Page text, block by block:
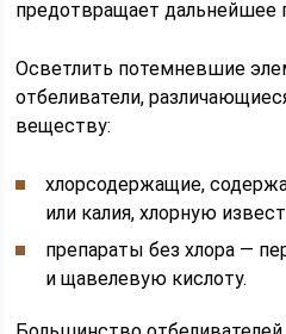
предотвращает дальнейшее
Осветлить потемневшие
отбеливатели,
веществу:
хлорсодержащие,
или калия, хлорную
препараты без хлора —
и щавелевую кислоту.